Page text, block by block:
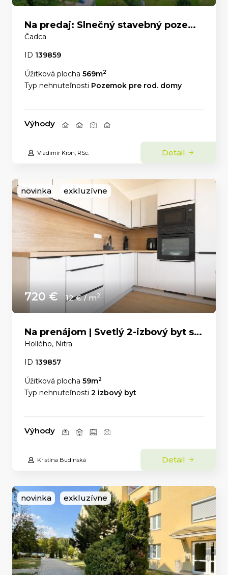
Na predaj: Slnečný stavebný pozemok 569 m² – Čadca, časť U Líšky
Čadca
ID 139859
Úžitková plocha 569m2
Typ nehnuteľnosti Pozemok pre rod. domy
Výhody
Vladimír Krön, RSc. Detail
novinka exkluzívne
720 € 12 € / m2
Na prenájom | Svetlý 2-izbový byt s panoramatickým výhľadom v centre Nitry
Hollého, Nitra
ID 139857
Úžitková plocha 59m2
Typ nehnuteľnosti 2 izbový byt
Výhody
Kristína Budinská Detail
novinka exkluzívne